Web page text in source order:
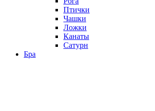
Птички
Чашки
Ложки
Канаты
Сатурн
Бра